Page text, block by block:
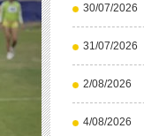
30/07/2026
31/07/2026
2/08/2026
4/08/2026